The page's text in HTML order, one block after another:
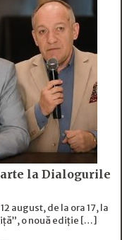
la Dialogurile
august, de la ora 17, la
o nouă ediție […]